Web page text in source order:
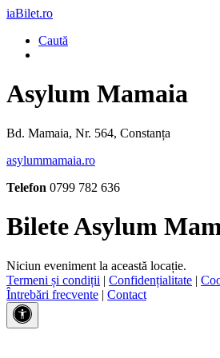
iaBilet.ro
Caută
Asylum Mamaia
Bd. Mamaia, Nr. 564, Constanța
asylummamaia.ro
Telefon 0799 782 636
Bilete Asylum
Niciun eveniment la această locație.
Termeni și condiții | Confidențialitate |
Întrebări frecvente | Contact